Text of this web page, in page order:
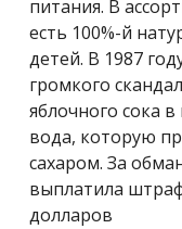
питания. В
есть 100%-й
детей. В 1987
громкого
яблочного сока
вода, которую
сахаром. За
выплатила
долларов